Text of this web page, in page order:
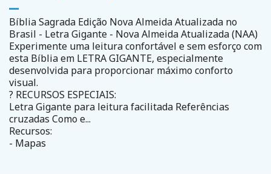
Bíblia Sagrada Edição Nova Almeida Atualizada no
Brasil - Letra Gigante - Nova Almeida Atualizada (NAA)
Experimente uma leitura confortável e sem esforço com
esta Bíblia em LETRA GIGANTE, especialmente
desenvolvida para proporcionar máximo conforto
visual.
? RECURSOS ESPECIAIS:
Letra Gigante para leitura facilitada Referências
cruzadas Como e...
Recursos:
- Mapas